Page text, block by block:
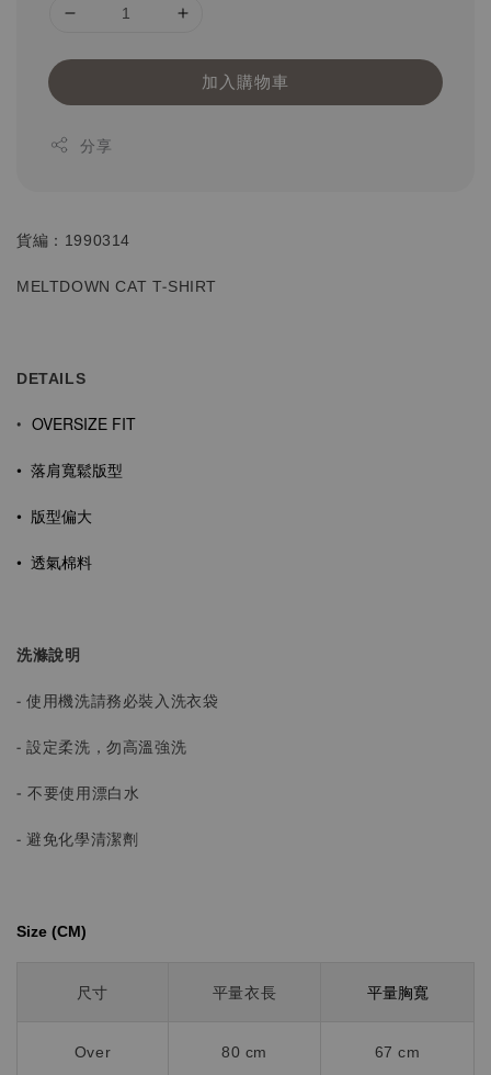
加入購物車
分享
貨編：1990314
MELTDOWN CAT T-SHIRT
DETAILS
• OVERSIZE FIT
• 落肩寬鬆版型
• 版型偏大
• 透氣棉料
洗滌說明
- 使用機洗請務必裝入洗衣袋
- 設定柔洗，勿高溫強洗
-不要使用漂白水
- 避免化學清潔劑
Size (CM)⁡⁡
尺寸 平量衣長 平量胸寬
Over 80 cm 67 cm